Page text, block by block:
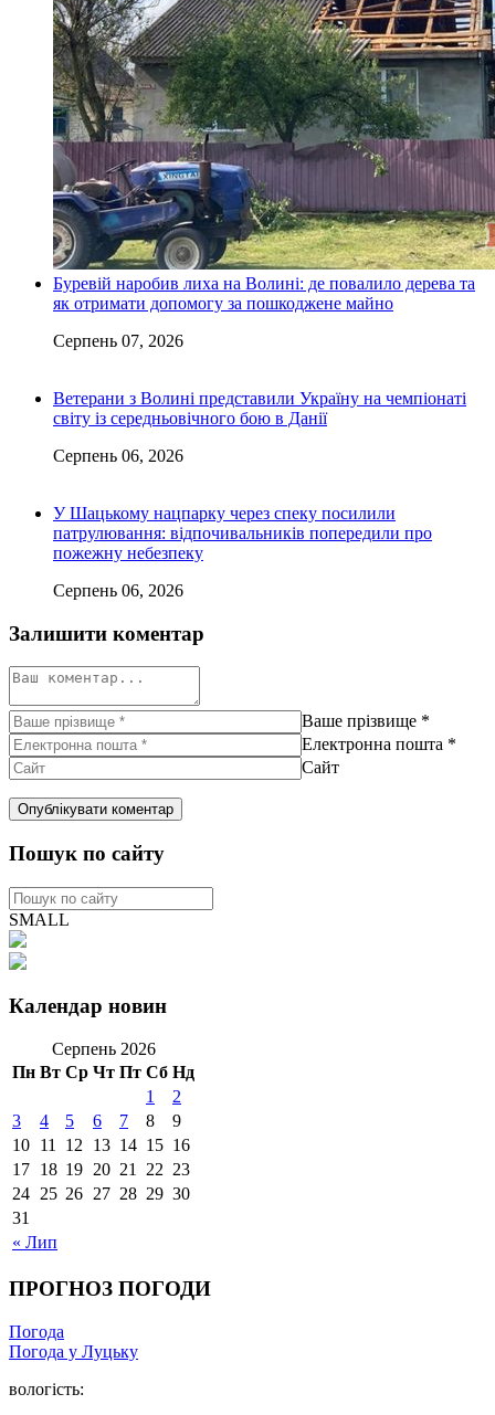
Буревій наробив лиха на Волині: де повалило дерева та
як отримати допомогу за пошкоджене майно
Серпень 07, 2026
Ветерани з Волині представили Україну на чемпіонаті
світу із середньовічного бою в Данії
Серпень 06, 2026
У Шацькому нацпарку через спеку посилили
патрулювання: відпочивальників попередили про
пожежну небезпеку
Серпень 06, 2026
Залишити коментар
Ваше прізвище *
Електронна пошта *
Сайт
Пошук по сайту
SMALL
Календар новин
Серпень 2026
Пн Вт Ср Чт Пт Сб Нд
« Лип
1
2
3
4 5 6 7 8
9
10 11 12 13 14 15 16
17 18 19 20 21 22 23
24 25 26 27 28 29 30
31
ПРОГНОЗ ПОГОДИ
Погода
Погода у Луцьку
вологість: